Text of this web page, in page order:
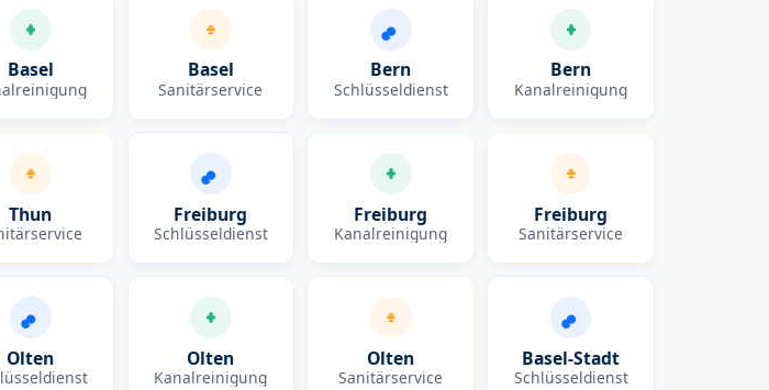
Basel Basel
Sanitärservice
Bern
Schlüsseldienst
Bern
Kanalreinigung
Thun Freiburg
Schlüsseldienst
Freiburg
Kanalreinigung
Freiburg
Sanitärservice
Olten Olten
Kanalreinigung
Olten
Sanitärservice
Basel-Stadt
Schlüsseldienst